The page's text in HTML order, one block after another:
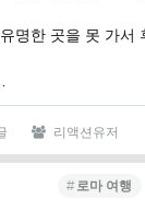
명한 곳을 못 가서
리액션유저
로마 여행